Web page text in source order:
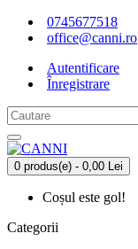
0745677518
office@canni.ro
Autentificare
Înregistrare
0 produs(e) - 0,00 Lei
Coșul este gol!
Categorii